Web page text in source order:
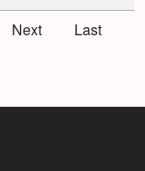
Next
Last